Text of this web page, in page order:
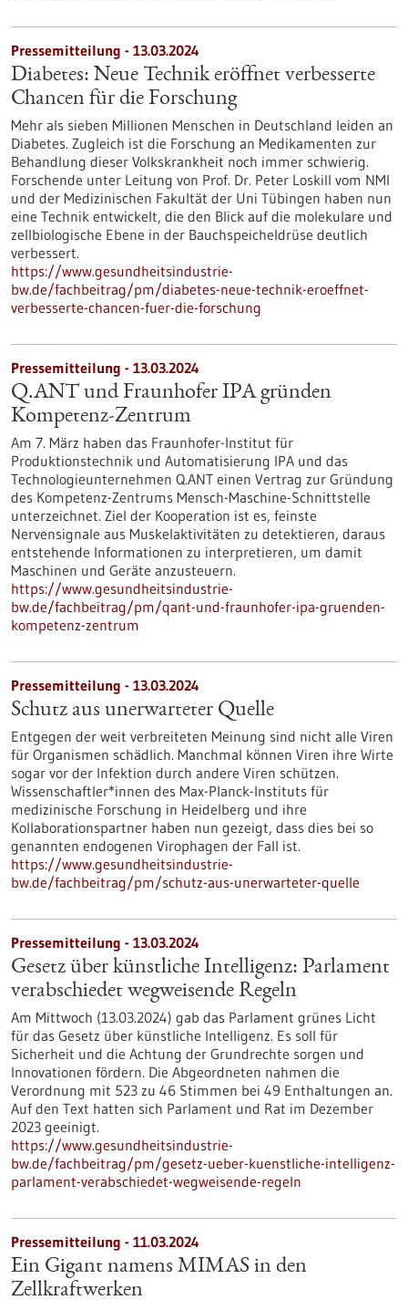
Pressemitteilung - 13.03.2024
Diabetes: Neue Technik eröffnet verbesserte
Chancen für die Forschung
Mehr als sieben Millionen Menschen in Deutschland leiden an
Diabetes. Zugleich ist die Forschung an Medikamenten zur
Behandlung dieser Volkskrankheit noch immer schwierig.
Forschende unter Leitung von Prof. Dr. Peter Loskill vom NMI
und der Medizinischen Fakultät der Uni Tübingen haben nun
eine Technik entwickelt, die den Blick auf die molekulare und
zellbiologische Ebene in der Bauchspeicheldrüse deutlich
verbessert.
https://www.gesundheitsindustrie-
bw.de/fachbeitrag/pm/diabetes-neue-technik-eroeffnet-
verbesserte-chancen-fuer-die-forschung
Pressemitteilung - 13.03.2024
Q.ANT und Fraunhofer IPA gründen
Kompetenz-Zentrum
Am 7. März haben das Fraunhofer-Institut für
Produktionstechnik und Automatisierung IPA und das
Technologieunternehmen Q.ANT einen Vertrag zur Gründung
des Kompetenz-Zentrums Mensch-Maschine-Schnittstelle
unterzeichnet. Ziel der Kooperation ist es, feinste
Nervensignale aus Muskelaktivitäten zu detektieren, daraus
entstehende Informationen zu interpretieren, um damit
Maschinen und Geräte anzusteuern.
https://www.gesundheitsindustrie-
bw.de/fachbeitrag/pm/qant-und-fraunhofer-ipa-gruenden-
kompetenz-zentrum
Pressemitteilung - 13.03.2024
Schutz aus unerwarteter Quelle
Entgegen der weit verbreiteten Meinung sind nicht alle Viren
für Organismen schädlich. Manchmal können Viren ihre Wirte
sogar vor der Infektion durch andere Viren schützen.
Wissenschaftler*innen des Max-Planck-Instituts für
medizinische Forschung in Heidelberg und ihre
Kollaborationspartner haben nun gezeigt, dass dies bei so
genannten endogenen Virophagen der Fall ist.
https://www.gesundheitsindustrie-
bw.de/fachbeitrag/pm/schutz-aus-unerwarteter-quelle
Pressemitteilung - 13.03.2024
Gesetz über künstliche Intelligenz: Parlament
verabschiedet wegweisende Regeln
Am Mittwoch (13.03.2024) gab das Parlament grünes Licht
für das Gesetz über künstliche Intelligenz. Es soll für
Sicherheit und die Achtung der Grundrechte sorgen und
Innovationen fördern. Die Abgeordneten nahmen die
Verordnung mit 523 zu 46 Stimmen bei 49 Enthaltungen an.
Auf den Text hatten sich Parlament und Rat im Dezember
2023 geeinigt.
https://www.gesundheitsindustrie-
bw.de/fachbeitrag/pm/gesetz-ueber-kuenstliche-intelligenz-
parlament-verabschiedet-wegweisende-regeln
Pressemitteilung - 11.03.2024
Ein Gigant namens MIMAS in den
Zellkraftwerken